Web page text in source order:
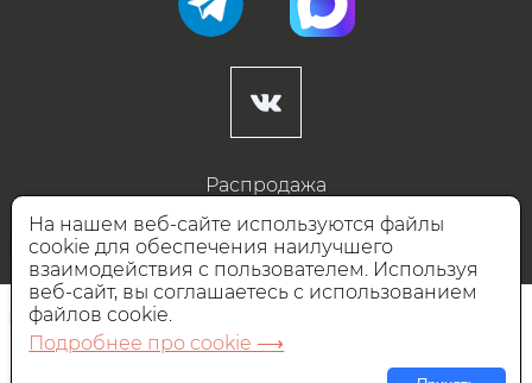
Распродажа
Готовые дизайны
Дизайнерам
НАШИ ПАРТНЁРЫ
На нашем веб-сайте используются файлы
cookie для обеспечения наилучшего
взаимодействия с пользователем. Используя
веб-сайт, вы соглашаетесь с использованием
файлов cookie.
Подробнее про cookie ⟶